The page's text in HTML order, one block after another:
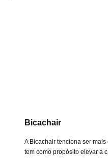
Bicachair
A Bicachair tenciona ser
tem como propósito elevar a